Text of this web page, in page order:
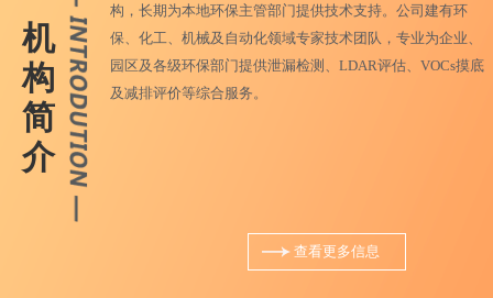
机
构
简
介
构，长期为本地环保主管部门提供技术支持。公司建有环
保、化工、机械及自动化领域专家技术团队，专业为企业、
园区及各级环保部门提供泄漏检测、LDAR评估、VOCs摸底
及减排评价等综合服务。
查看更多信息